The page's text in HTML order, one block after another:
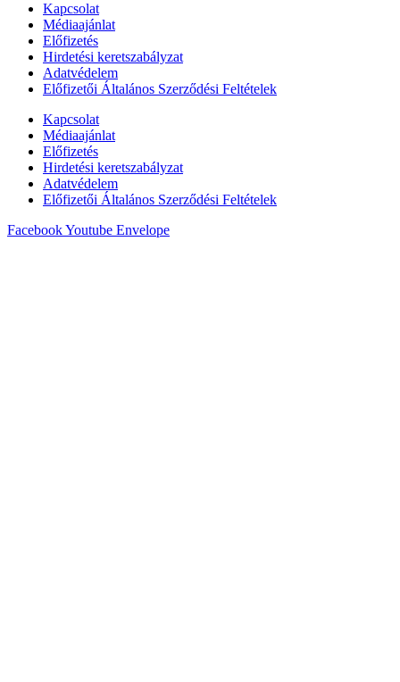
Kapcsolat
Médiaajánlat
Előfizetés
Hirdetési keretszabályzat
Adatvédelem
Előfizetői Általános Szerződési Feltételek
Kapcsolat
Médiaajánlat
Előfizetés
Hirdetési keretszabályzat
Adatvédelem
Előfizetői Általános Szerződési Feltételek
FacebookYoutube Envelope